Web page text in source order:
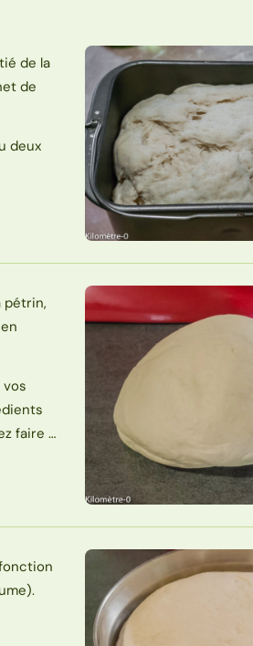
de la
de
deux
pétrin,
vos
faire …